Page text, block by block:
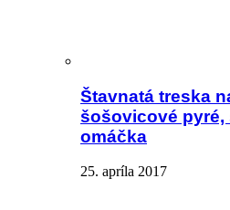
Štavnatá treska
šošovicové
omáčka
25. apríla 2017